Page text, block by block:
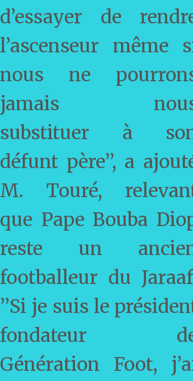
d’essayer de
l’ascenseur même
nous ne
jamais
substituer à
défunt père’’, a
M. Touré,
que Pape Bouba
reste un
footballeur du
’’Si je suis le
fondateur
Génération Foot,